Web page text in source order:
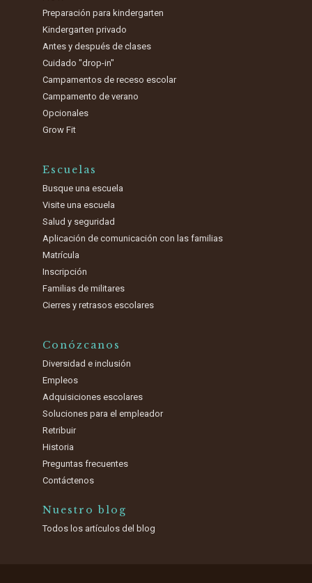
Preparación para kindergarten
Kindergarten privado
Antes y después de clases
Cuidado "drop-in"
Campamentos de receso escolar
Campamento de verano
Opcionales
Grow Fit
Escuelas
Busque una escuela
Visite una escuela
Salud y seguridad
Aplicación de comunicación con las familias
Matrícula
Inscripción
Familias de militares
Cierres y retrasos escolares
Conózcanos
Diversidad e inclusión
Empleos
Adquisiciones escolares
Soluciones para el empleador
Retribuir
Historia
Preguntas frecuentes
Contáctenos
Nuestro blog
Todos los artículos del blog